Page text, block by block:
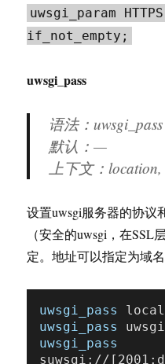
uwsgi_param
if_not_empty;
uwsgi_pass
语法：
默认：—
上下文：
设置uwsgi服务器的协议
（安全的uwsgi，在
定。地址可以指定为域
uwsgi_pass
uwsgi_pass
uwsgi_pass